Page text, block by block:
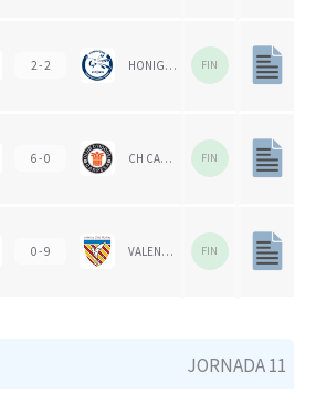
2 - 2 HONIGVÖGEL HH 79 FIN
6 - 0 CH CARPESA FIN
0 - 9 VALENCIA CH FIN
JORNADA 11